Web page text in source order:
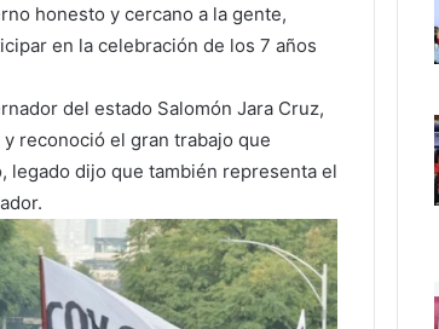
honesto y cercano a la gente,
en la celebración de los 7 años
del estado Salomón Jara Cruz,
reconoció el gran trabajo que
legado dijo que también representa el